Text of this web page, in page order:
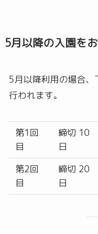
5月以降の入園を
5月以降利用の場合
行われます。
第1回
目
締切 10
日
第2回
目
締切 20
日